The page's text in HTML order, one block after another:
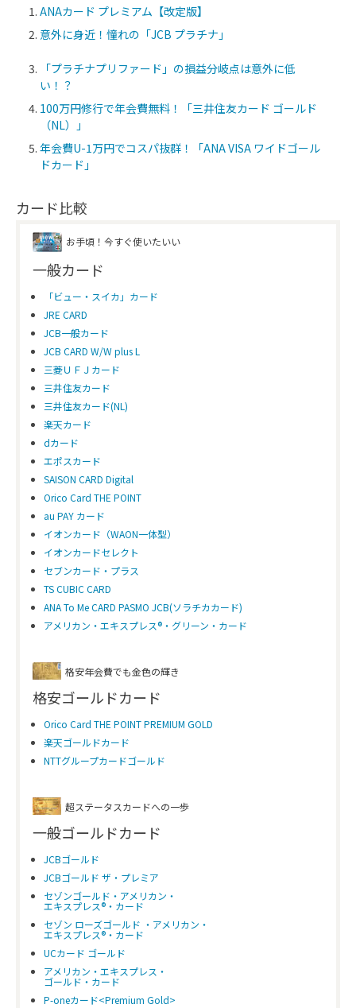
ANAカード プレミアム【改定版】
意外に身近！憧れの「JCB プラチナ」
「プラチナプリファード」の損益分岐点は意外に低
い！？
100万円修行で年会費無料！「三井住友カード ゴールド
（NL）」
年会費U-1万円でコスパ抜群！「ANA VISA ワイドゴール
ドカード」
カード比較
お手頃！今すぐ使いたいい
一般カード
「ビュー・スイカ」カード
JRE CARD
JCB一般カード
JCB CARD W/W plus L
三菱ＵＦＪカード
三井住友カード
三井住友カード(NL)
楽天カード
dカード
エポスカード
SAISON CARD Digital
Orico Card THE POINT
au PAY カード
イオンカード（WAON一体型）
イオンカードセレクト
セブンカード・プラス
TS CUBIC CARD
ANA To Me CARD PASMO JCB(ソラチカカード)
アメリカン・エキスプレス®・グリーン・カード
格安年会費でも金色の輝き
格安ゴールドカード
Orico Card THE POINT PREMIUM GOLD
楽天ゴールドカード
NTTグループカードゴールド
超ステータスカードへの一歩
一般ゴールドカード
JCBゴールド
JCBゴールド ザ・プレミア
セゾンゴールド・アメリカン・
エキスプレス®・カード
セゾン ローズゴールド ・アメリカン・
エキスプレス®・カード
UCカード ゴールド
アメリカン・エキスプレス・
ゴールド・カード
P-oneカード<Premium Gold>